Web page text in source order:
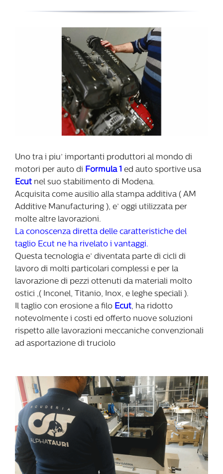
Uno tra i piu’ importanti produttori al mondo di
motori per auto di Formula 1 ed auto sportive usa
Ecut nel suo stabilimento di Modena.
Acquisita come ausilio alla stampa additiva ( AM
Additive Manufacturing ), e’ oggi utilizzata per
molte altre lavorazioni.
La conoscenza diretta delle caratteristiche del
taglio Ecut ne ha rivelato i vantaggi.
Questa tecnologia e’ diventata parte di cicli di
lavoro di molti particolari complessi e per la
lavorazione di pezzi ottenuti da materiali molto
ostici ,( Inconel, Titanio, Inox, e leghe speciali ).
Il taglio con erosione a filo Ecut, ha ridotto
notevolmente i costi ed offerto nuove soluzioni
rispetto alle lavorazioni meccaniche convenzionali
ad asportazione di truciolo